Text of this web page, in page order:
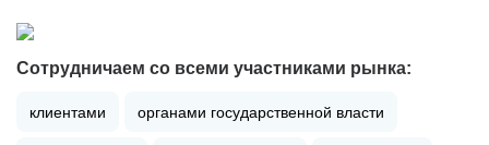
Сотрудничаем со всеми участниками рынка:
клиентами органами государственной власти